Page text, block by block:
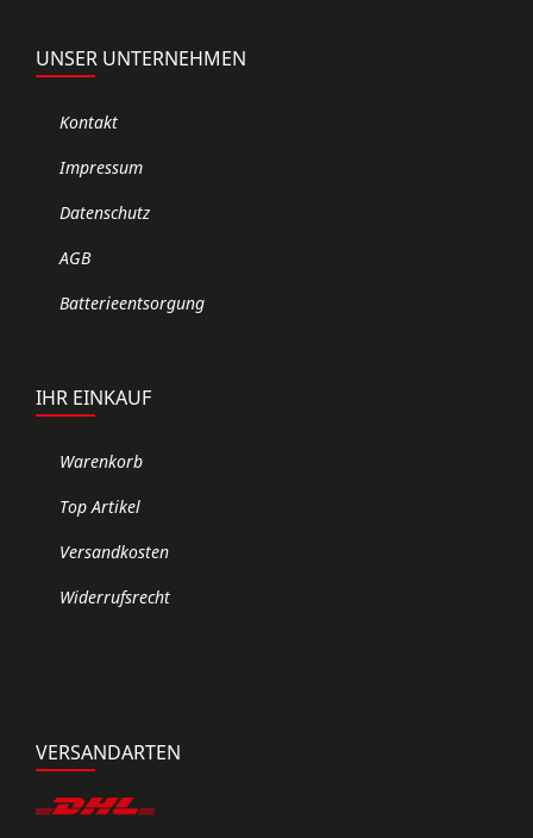
UNSER UNTERNEHMEN
Kontakt
Impressum
Datenschutz
AGB
Batterieentsorgung
IHR EINKAUF
Warenkorb
Top Artikel
Versandkosten
Widerrufsrecht
VERSANDARTEN